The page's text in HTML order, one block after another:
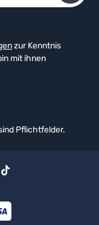
zur Kenntnis
mit ihnen
Pflichtfelder.